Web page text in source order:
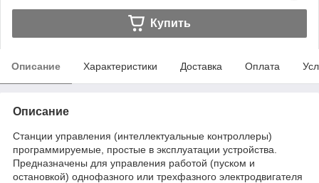
Купить
Описание Характеристики Доставка Оплата
Описание
Станции управления (интеллектуальные контроллеры)
программируемые, простые в эксплуатации устройства.
Предназначены для управления работой (пуском и
остановкой) однофазного или трехфазного электродвигателя